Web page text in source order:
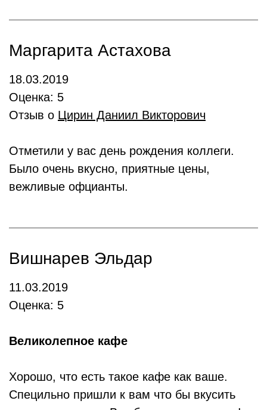
Маргарита Астахова
18.03.2019
Оценка: 5
Отзыв о Цирин Даниил Викторович
Отметили у вас день рождения коллеги.
Было очень вкусно, приятные цены,
вежливые офцианты.
Вишнарев Эльдар
11.03.2019
Оценка: 5
Великолепное кафе
Хорошо, что есть такое кафе как ваше.
Специльно пришли к вам что бы вкусить